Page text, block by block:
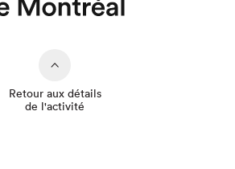
Que cherchez-vous?
Retour aux détails
de l'activité